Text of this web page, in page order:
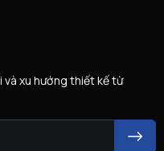
và xu hướng thiết kế từ